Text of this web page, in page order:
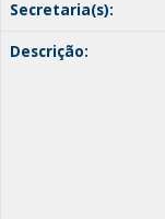
Secretaria(s):
Descrição: